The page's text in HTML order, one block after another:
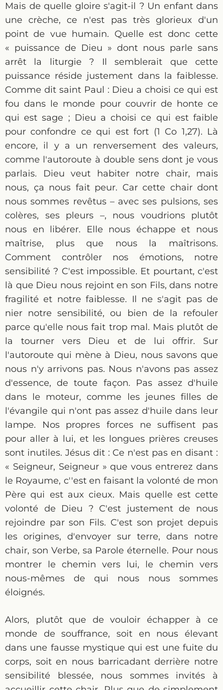
Mais de quelle gloire s'agit-il ? Un enfant dans
une crèche, ce n'est pas très glorieux d'un
point de vue humain. Quelle est donc cette
« puissance de Dieu » dont nous parle sans
arrêt la liturgie ? Il semblerait que cette
puissance réside justement dans la faiblesse.
Comme dit saint Paul : Dieu a choisi ce qui est
fou dans le monde pour couvrir de honte ce
qui est sage ; Dieu a choisi ce qui est faible
pour confondre ce qui est fort (1 Co 1,27). Là
encore, il y a un renversement des valeurs,
comme l'autoroute à double sens dont je vous
parlais. Dieu veut habiter notre chair, mais
nous, ça nous fait peur. Car cette chair dont
nous sommes revêtus – avec ses pulsions, ses
colères, ses pleurs –, nous voudrions plutôt
nous en libérer. Elle nous échappe et nous
maîtrise, plus que nous la maîtrisons.
Comment contrôler nos émotions, notre
sensibilité ? C'est impossible. Et pourtant, c'est
là que Dieu nous rejoint en son Fils, dans notre
fragilité et notre faiblesse. Il ne s'agit pas de
nier notre sensibilité, ou bien de la refouler
parce qu'elle nous fait trop mal. Mais plutôt de
la tourner vers Dieu et de lui offrir. Sur
l'autoroute qui mène à Dieu, nous savons que
nous n'y arrivons pas. Nous n'avons pas assez
d'essence, de toute façon. Pas assez d'huile
dans le moteur, comme les jeunes filles de
l'évangile qui n'ont pas assez d'huile dans leur
lampe. Nos propres forces ne suffisent pas
pour aller à lui, et les longues prières creuses
sont inutiles. Jésus dit : Ce n'est pas en disant :
« Seigneur, Seigneur » que vous entrerez dans
le Royaume, c''est en faisant la volonté de mon
Père qui est aux cieux. Mais quelle est cette
volonté de Dieu ? C'est justement de nous
rejoindre par son Fils. C'est son projet depuis
les origines, d'envoyer sur terre, dans notre
chair, son Verbe, sa Parole éternelle. Pour nous
montrer le chemin vers lui, le chemin vers
nous-mêmes de qui nous nous sommes
éloignés.
Alors, plutôt que de vouloir échapper à ce
monde de souffrance, soit en nous élevant
dans une fausse mystique qui est une fuite du
corps, soit en nous barricadant derrière notre
sensibilité blessée, nous sommes invités à